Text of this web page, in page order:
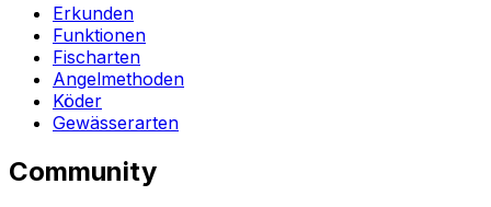
Erkunden
Funktionen
Fischarten
Angelmethoden
Köder
Gewässerarten
Community